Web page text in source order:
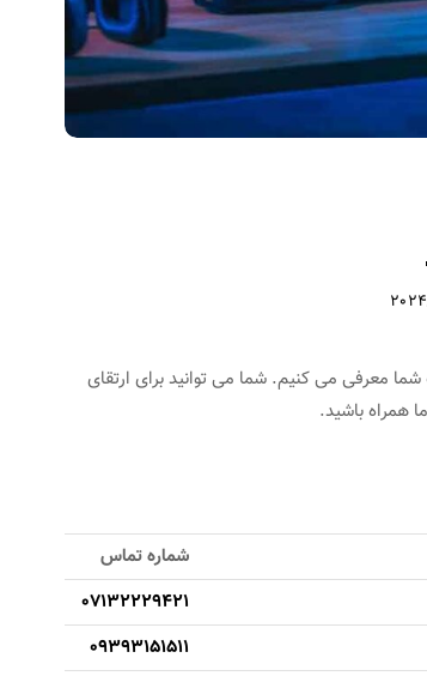
معرفی می کنیم. شما می توانید برای ارتقای
همراه باشید.
شماره تماس
07132229421
09393151511